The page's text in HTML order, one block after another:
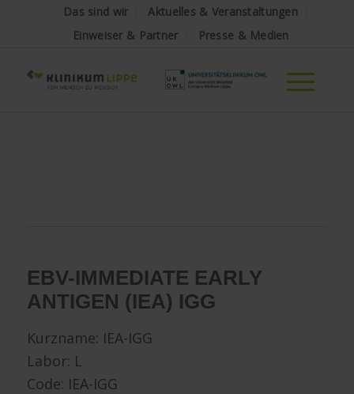
Das sind wir
Aktuelles & Veranstaltungen
Einweiser & Partner
Presse & Medien
EBV-IMMEDIATE EARLY
ANTIGEN (IEA) IGG
Kurzname: IEA-IGG
Labor: L
Code: IEA-IGG